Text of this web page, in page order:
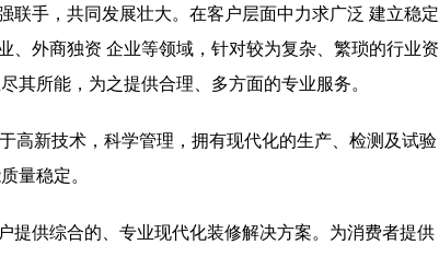
联手，共同发展壮大。在客户层面中力求广泛 建立稳定
、外商独资 企业等领域，针对较为复杂、繁琐的行业资
其所能，为之提供合理、多方面的专业服务。
高新技术，科学管理，拥有现代化的生产、检测及试验
量稳定。
提供综合的、专业现代化装修解决方案。为消费者提供